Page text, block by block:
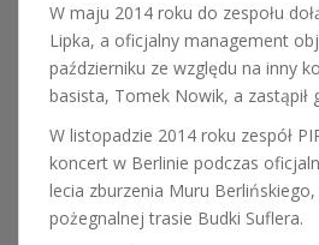
W maju 2014 roku do zespołu
Lipka, a oficjalny management
październiku ze względu na inny
basista, Tomek Nowik, a zastąpił
W listopadzie 2014 roku zespół
koncert w Berlinie podczas
lecia zburzenia Muru
pożegnalnej trasie Budki Suflera.